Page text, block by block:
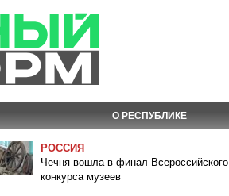
О РЕСПУБЛИКЕ
РОССИЯ
Чечня вошла в финал Всероссийского
конкурса музеев